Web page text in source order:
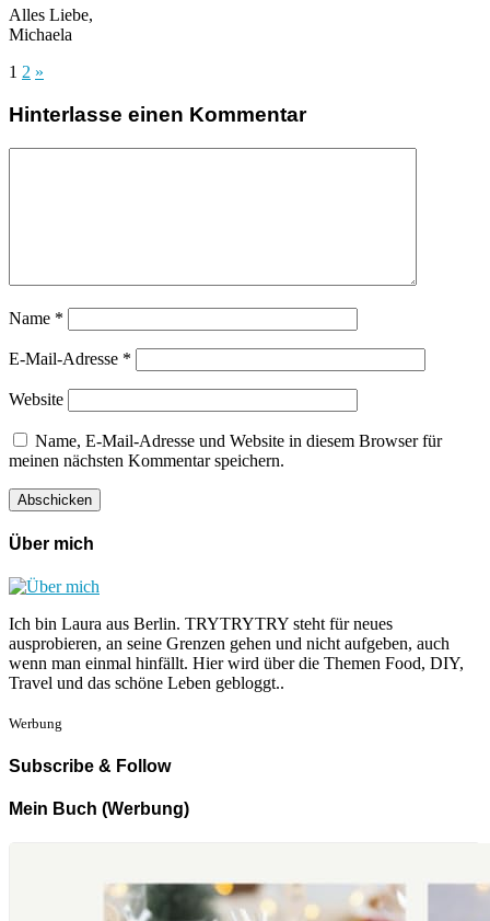
Alles Liebe,
Michaela
1 2 »
Hinterlasse einen Kommentar
Name *
E-Mail-Adresse *
Website
Name, E-Mail-Adresse und Website in diesem Browser für
meinen nächsten Kommentar speichern.
Über mich
Ich bin Laura aus Berlin. TRYTRYTRY steht für neues
ausprobieren, an seine Grenzen gehen und nicht aufgeben, auch
wenn man einmal hinfällt. Hier wird über die Themen Food, DIY,
Travel und das schöne Leben gebloggt..
Werbung
Subscribe & Follow
Mein Buch (Werbung)